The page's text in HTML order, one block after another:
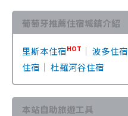
葡萄牙推薦住宿城鎮介紹
里斯本住宿HOT ｜ 波多住宿
住宿 ｜ 杜羅河谷住宿
本站自助旅遊工具